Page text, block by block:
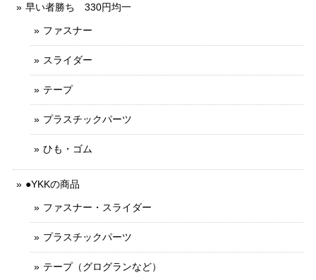
早い者勝ち 330円均一
ファスナー
スライダー
テープ
プラスチックパーツ
ひも・ゴム
●YKKの商品
ファスナー・スライダー
プラスチックパーツ
テープ（グログランなど）